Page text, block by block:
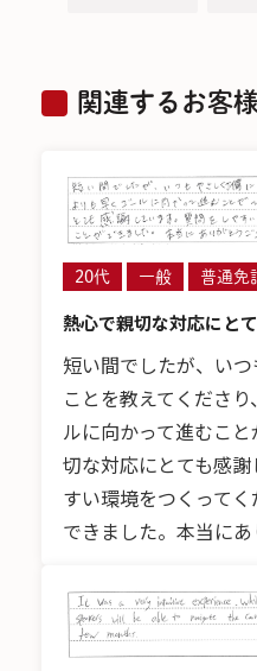
関連するお客
20代 一般 普通免
熱心で親切な対応にと
短い間でしたが、い
ことを教えてくださ
ルに向かって進むこ
切な対応にとても感
すい環境をつくって
できました。本当にあ